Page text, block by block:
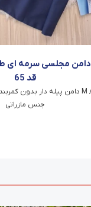
دامن مجلسی سرمه ای
قد 65
جنس مازراتی